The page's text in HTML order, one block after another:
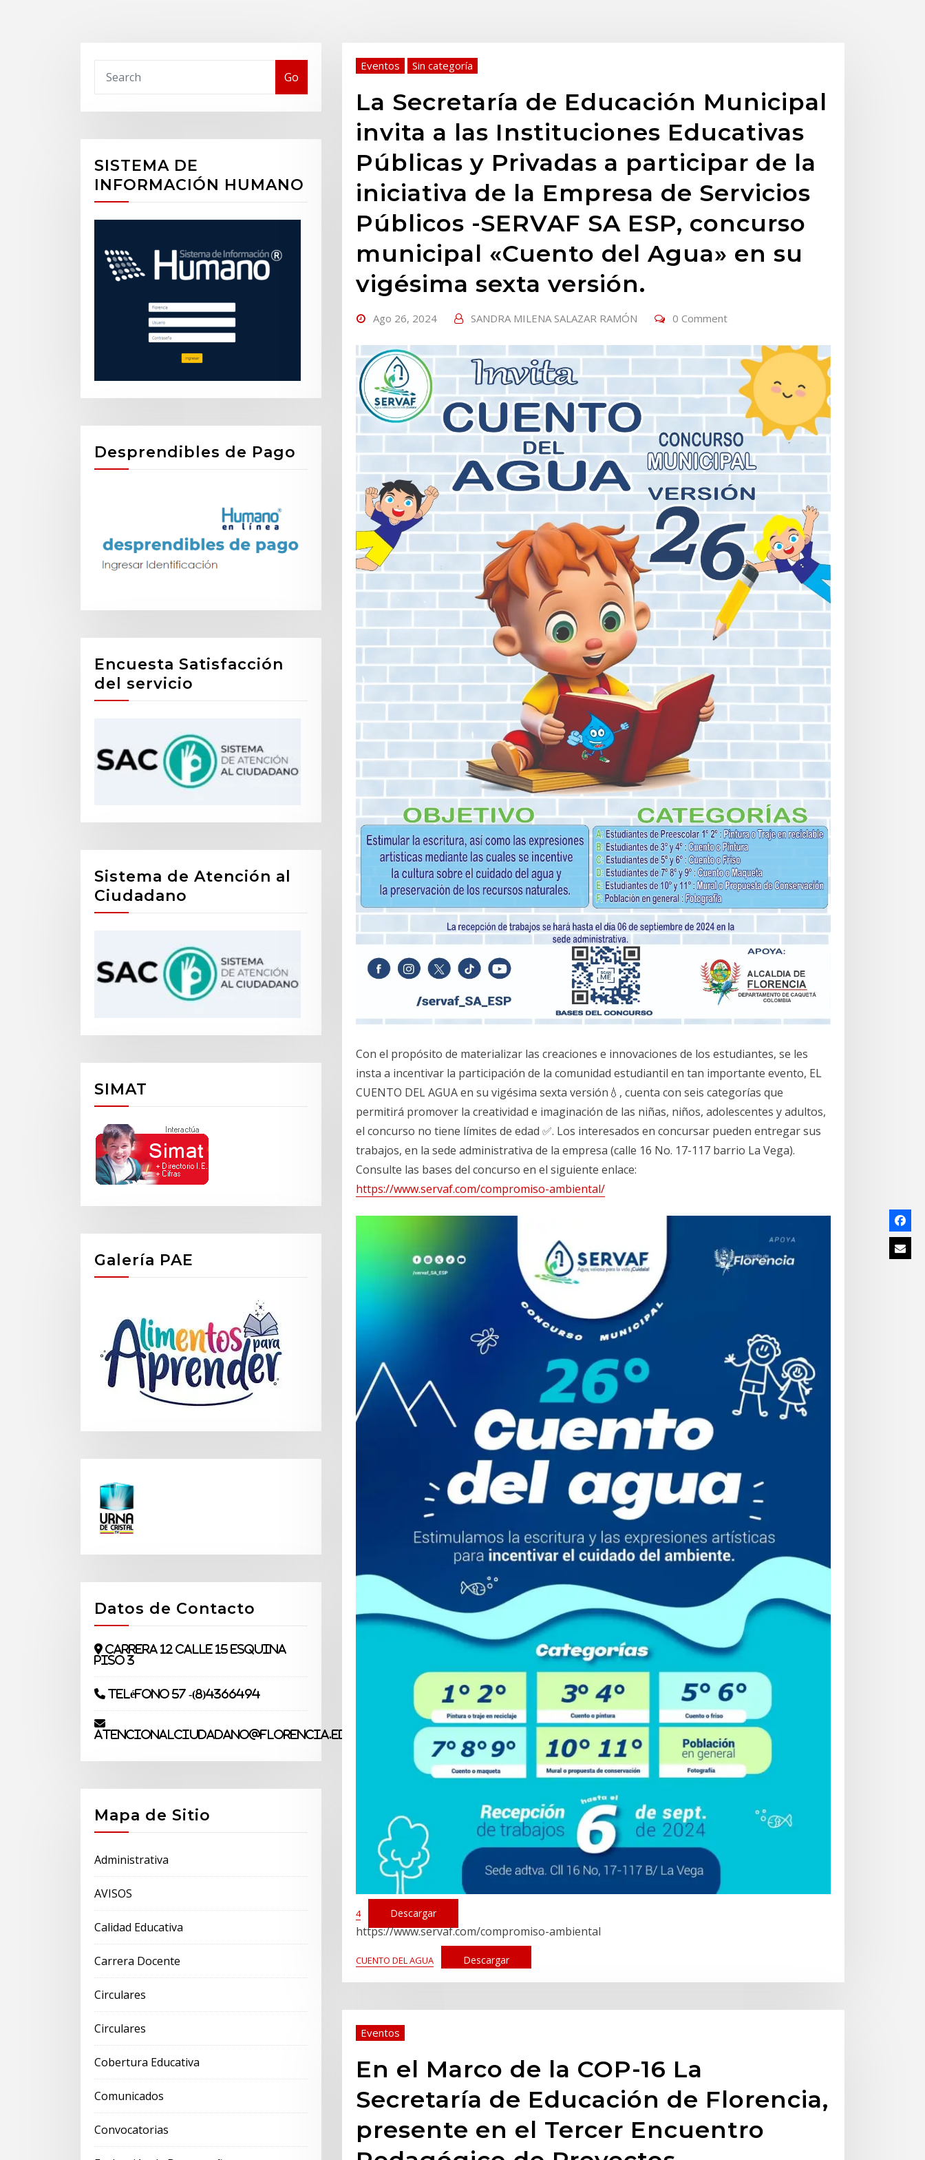
Go
SISTEMA DE
INFORMACIÓN HUMANO
Desprendibles de Pago
Encuesta Satisfacción
del servicio
Sistema de Atención al
Ciudadano
SIMAT
Galería PAE
Datos de Contacto
Carrera 12 Calle 15 Esquina
piso 3
Teléfono 57 -(8)4366494
atencionalciudadano@florencia.edu.co
Mapa de Sitio
Administrativa
AVISOS
Calidad Educativa
Carrera Docente
Circulares
Circulares
Cobertura Educativa
Comunicados
Convocatorias
Eventos Sin categoría
La Secretaría de Educación Municipal
invita a las Instituciones Educativas
Públicas y Privadas a participar de la
iniciativa de la Empresa de Servicios
Públicos -SERVAF SA ESP, concurso
municipal «Cuento del Agua» en su
vigésima sexta versión.
Ago 26, 2024 SANDRA MILENA SALAZAR RAMÓN 0 Comment
Con el propósito de materializar las creaciones e innovaciones de los estudiantes, se les
insta a incentivar la participación de la comunidad estudiantil en tan importante evento, EL
CUENTO DEL AGUA en su vigésima sexta versión💧, cuenta con seis categorías que
permitirá promover la creatividad e imaginación de las niñas, niños, adolescentes y adultos,
el concurso no tiene límites de edad ✅. Los interesados en concursar pueden entregar sus
trabajos, en la sede administrativa de la empresa (calle 16 No. 17-117 barrio La Vega).
Consulte las bases del concurso en el siguiente enlace:
https://www.servaf.com/compromiso-ambiental/
4 Descargar
https://www.servaf.com/compromiso-ambiental
CUENTO DEL AGUA Descargar
Eventos
En el Marco de la COP-16 La
Secretaría de Educación de Florencia,
presente en el Tercer Encuentro